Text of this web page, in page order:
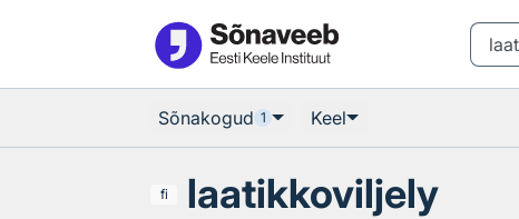
Sõnakogud 1 Keel
fi laatikkoviljely